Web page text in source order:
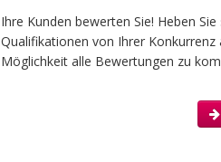
Ihre Kunden bewerten Sie! Heben
Qualifikationen von Ihrer Konkurrenz
Möglichkeit alle Bewertungen zu